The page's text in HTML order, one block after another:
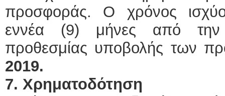
προσφοράς. Ο χρόνος
εννέα (9) μήνες από την
προθεσμίας υποβολής των
2019.
7. Χρηματοδότηση